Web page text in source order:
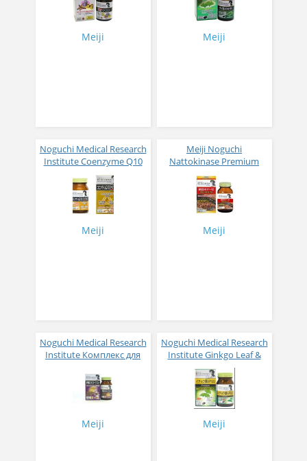
восстановления печени
№ 240
Meiji
памяти № 60
Meiji
Noguchi Medical Research
Institute Coenzyme Q10
Triple Бад Коэнзим Q10,
α-липоевая кислота и L-
карнитин для молодости
и стройности № 60
Meiji
Meiji Noguchi
Nattokinase Premium
Наттокиназа 4000 FU №
120
Meiji
Noguchi Medical Research
Institute Комплекс для
Meiji
Noguchi Medical Research
Institute Ginkgo Leaf &
PQQ Premium Гинкго
билоба, PQQ и
фосфотедилсерил № 60
Meiji